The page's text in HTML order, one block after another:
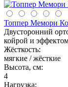
Топпер Мемори
Двусторонний
койрой и
Жёсткость:
мягкие / жёсткие
Высота, см:
4
Нагрузка: